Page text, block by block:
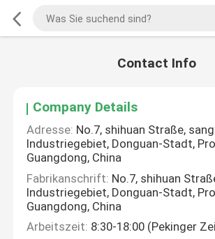
Contact Info
Company Details
Adresse: No.7, shihuan Straße,
Industriegebiet, Donguan-Stadt,
Guangdong, China
Fabrikanschrift: No.7, shihuan
Industriegebiet, Donguan-Stadt,
Guangdong, China
Arbeitszeit: 8:30-18:00 (Pekinger